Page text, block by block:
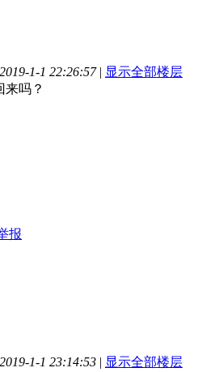
1-1 22:26:57 | 显示全部楼层
来吗？
报
1-1 23:14:53 | 显示全部楼层